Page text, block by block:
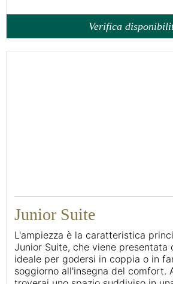
Verifica
Junior Suite
L'ampiezza è la caratteristica
Junior Suite, che viene presentata
ideale per godersi in coppia o in
soggiorno all'insegna del comfort.